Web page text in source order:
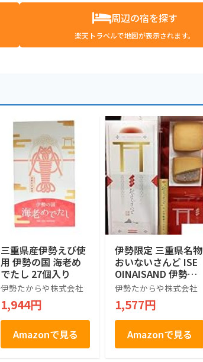
周辺の宿を探す
楽天トラベルで地図が表示されます。
三重県産伊勢えび使
用 伊勢の国 海老め
でたし 27個入り
伊勢たからや株式会社
1,944円
Amazonで見る
伊勢限定 三重県名物
おいないさんど ISE
OINAISAND 伊勢土
産 BUTTER SAND 焼
菓子 5個
伊勢たからや株式会社
1,577円
Amazonで見る